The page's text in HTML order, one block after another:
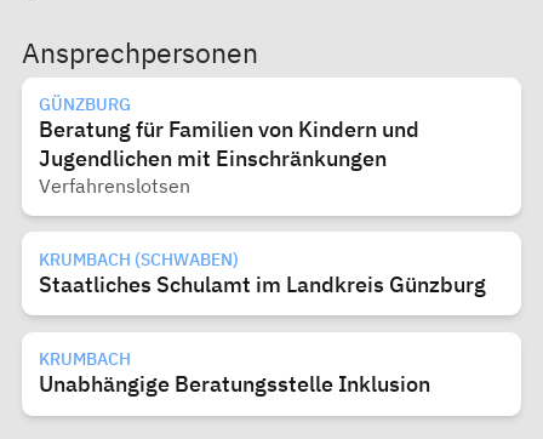
Ansprechpersonen
GÜNZBURG
Beratung für Familien von Kindern und
Jugendlichen mit Einschränkungen
Verfahrenslotsen
KRUMBACH (SCHWABEN)
Staatliches Schulamt im Landkreis Günzburg
KRUMBACH
Unabhängige Beratungsstelle Inklusion